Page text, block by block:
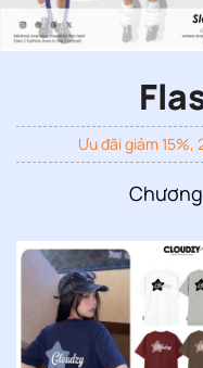
Ưu đãi giảm